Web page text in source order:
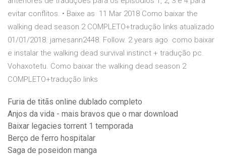
evitar conflitos. • Baixe as 11 Mar 2018 Como baixar the
walking dead season 2 COMPLETO+tradução links atualizado
01/01/2018. jamesann2448. Follow. 2 years ago como baixar
e instalar the walking dead survival instinct + tradução pc.
Vohaxotetu. Como baixar the walking dead season 2
COMPLETO+tradução links
Furia de titãs online dublado completo
Anjos da vida - mais bravos que o mar download
Baixar legacies torrent 1 temporada
Berço de ferro hospitalar
Saga de poseidon manga